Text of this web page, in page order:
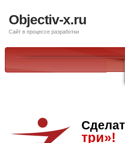
Objectiv-x.ru
Сайт в процессе разработки
три»!